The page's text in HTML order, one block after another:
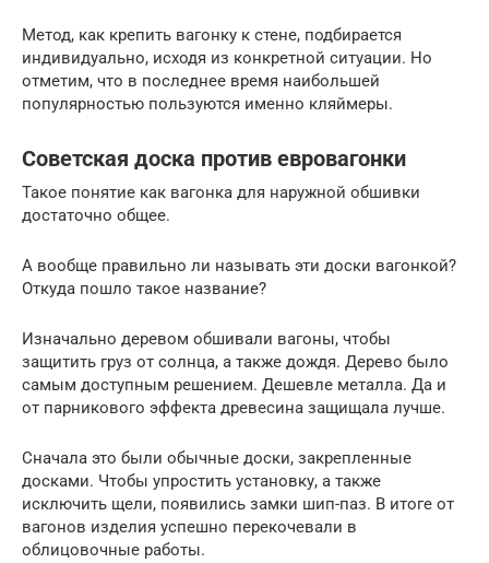
Метод, как крепить вагонку к стене, подбирается
индивидуально, исходя из конкретной ситуации. Но
отметим, что в последнее время наибольшей
популярностью пользуются именно кляймеры.
Советская доска против евровагонки
Такое понятие как вагонка для наружной обшивки
достаточно общее.
А вообще правильно ли называть эти доски вагонкой?
Откуда пошло такое название?
Изначально деревом обшивали вагоны, чтобы
защитить груз от солнца, а также дождя. Дерево было
самым доступным решением. Дешевле металла. Да и
от парникового эффекта древесина защищала лучше.
Сначала это были обычные доски, закрепленные
досками. Чтобы упростить установку, а также
исключить щели, появились замки шип-паз. В итоге от
вагонов изделия успешно перекочевали в
облицовочные работы.